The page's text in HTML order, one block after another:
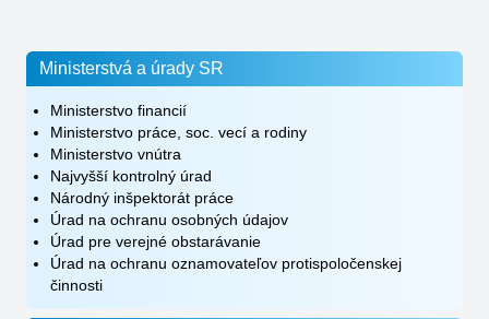
Ministerstvá a úrady SR
Ministerstvo financií
Ministerstvo práce, soc. vecí a rodiny
Ministerstvo vnútra
Najvyšší kontrolný úrad
Národný inšpektorát práce
Úrad na ochranu osobných údajov
Úrad pre verejné obstarávanie
Úrad na ochranu oznamovateľov protispoločenskej
činnosti